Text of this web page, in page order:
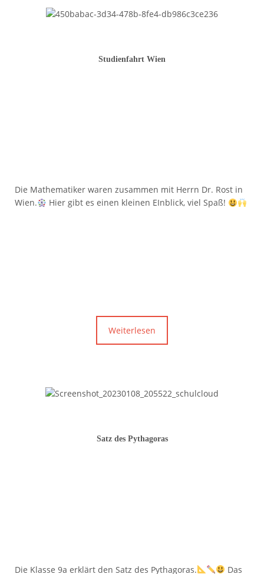
Studienfahrt Wien
Die Mathematiker waren zusammen mit Herrn Dr. Rost in
Wien.
Hier gibt es einen kleinen EInblick, viel Spaß!
Weiterlesen
Satz des Pythagoras
Die Klasse 9a erklärt den Satz des Pythagoras. Das